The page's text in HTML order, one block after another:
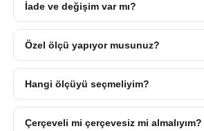
İade ve değişim var mı?
Özel ölçü yapıyor musunuz?
Hangi ölçüyü seçmeliyim?
Çerçeveli mi çerçevesiz mi almalıyım?